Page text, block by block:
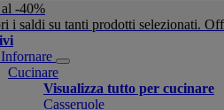
-40%
i saldi su tanti prodotti selezionati.
Cucinare
Visualizza tutto per cucinare
Casseruole